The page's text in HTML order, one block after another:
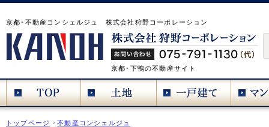
京都･不動産コンシェルジュ 株式会社狩野コーポレーション
京都･下鴨の不動産サイト
トップページ 不動産コンシェルジュ